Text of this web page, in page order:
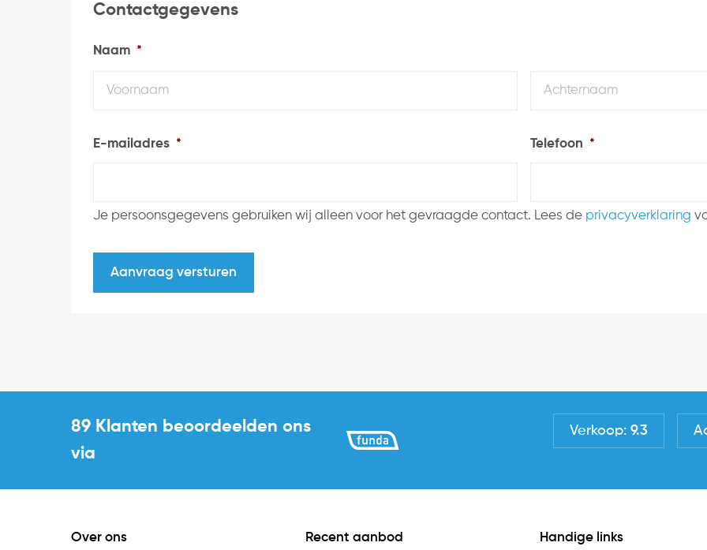
Contactgegevens
Naam *
E-mailadres * Telefoon *
Je persoonsgegevens gebruiken wij alleen voor het gevraagde contact. Lees de privacyverklaring
89 Klanten beoordeelden ons
via
Verkoop: 9.3
Over ons Recent aanbod Handige links